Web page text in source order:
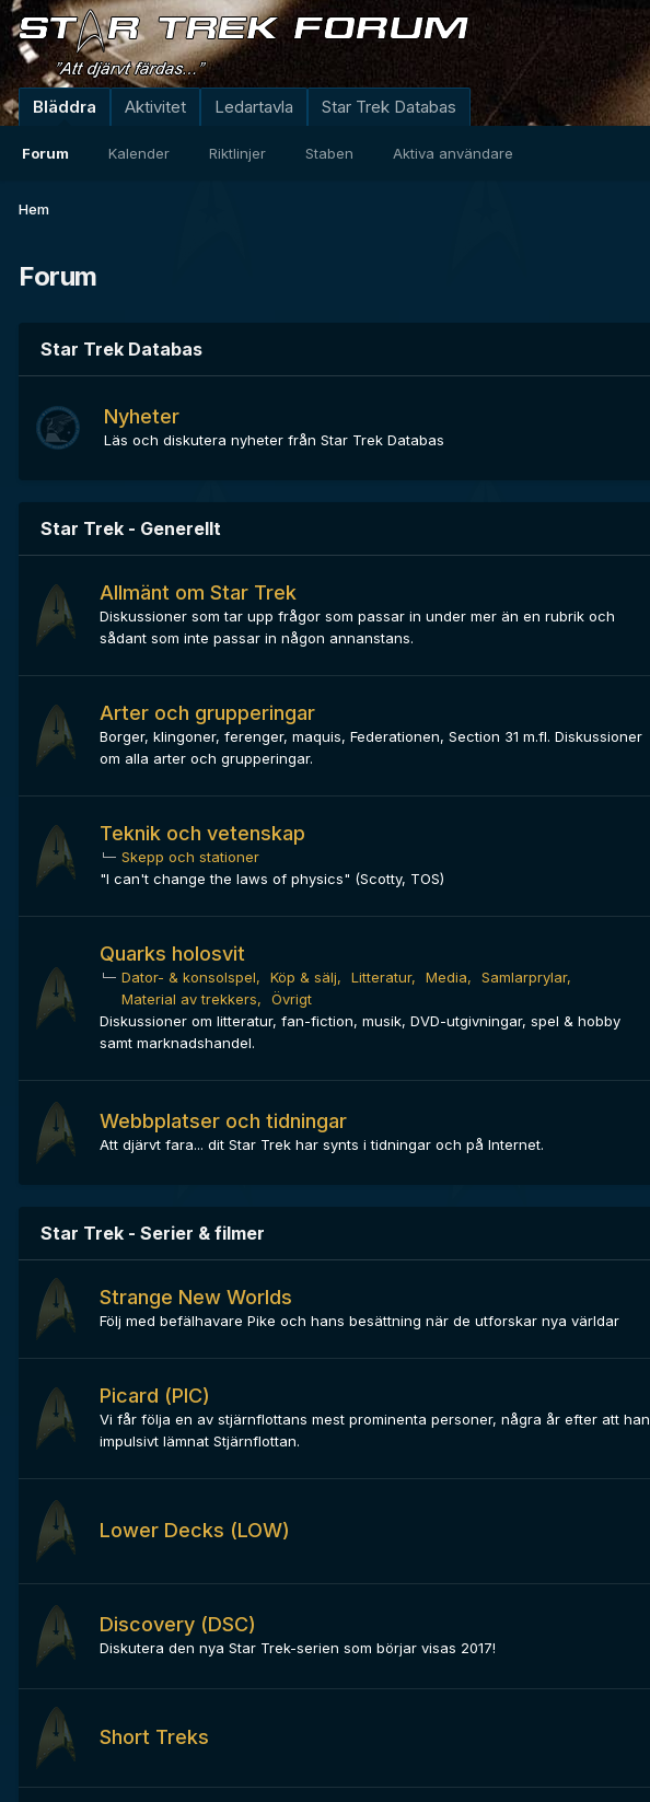
Bläddra
Forum Kalender Riktlinjer Staben Aktiva användare
Aktivitet Ledartavla Star Trek Databas
Hem
Forum
Star Trek Databas
Nyheter
Läs och diskutera nyheter från Star Trek Databas
Star Trek - Generellt
Allmänt om Star Trek
Diskussioner som tar upp frågor som passar in under mer än en rubrik och
sådant som inte passar in någon annanstans.
Arter och grupperingar
Borger, klingoner, ferenger, maquis, Federationen, Section 31 m.fl. Diskussioner
om alla arter och grupperingar.
Teknik och vetenskap
Skepp och stationer
"I can't change the laws of physics" (Scotty, TOS)
Quarks holosvit
Dator- & konsolspel Köp & sälj Litteratur Media
Samlarprylar
Material av trekkers
Övrigt
Diskussioner om litteratur, fan-fiction, musik, DVD-utgivningar, spel & hobby
samt marknadshandel.
Webbplatser och tidningar
Att djärvt fara... dit Star Trek har synts i tidningar och på Internet.
Star Trek - Serier & filmer
Strange New Worlds
Följ med befälhavare Pike och hans besättning när de utforskar nya världar
Picard (PIC)
Vi får följa en av stjärnflottans mest prominenta personer, några år efter att han
impulsivt lämnat Stjärnflottan.
Lower Decks (LOW)
Discovery (DSC)
Diskutera den nya Star Trek-serien som börjar visas 2017!
Short Treks